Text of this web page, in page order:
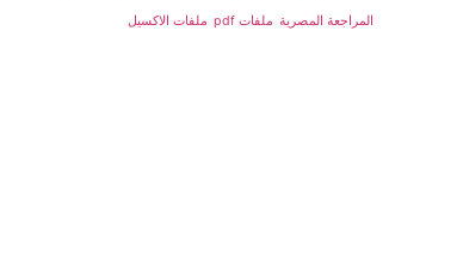
المراجعة المصرية ملفات pdf ملفات الاكسيل